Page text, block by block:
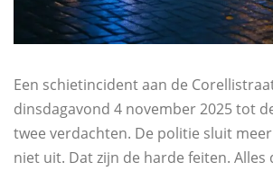
Een schietincident aan de
dinsdagavond 4 november 2025 tot
twee verdachten. De politie sluit
niet uit. Dat zijn de harde feiten. Alles